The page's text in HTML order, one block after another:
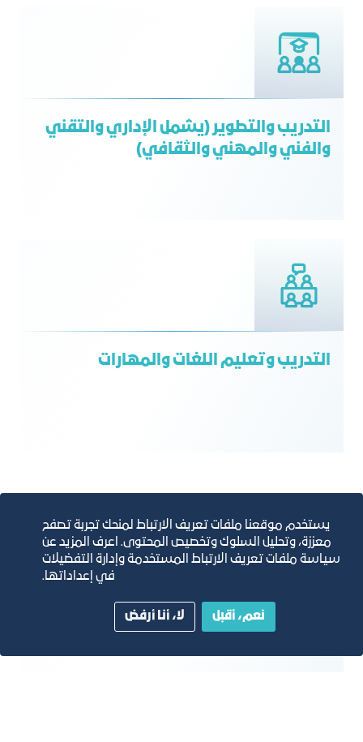
التدريب والتطوير (يشمل الإداري والتقني
والفني والمهني والثقافي)
التدريب وتعليم اللغات والمهارات
التعليم العالي
يستخدم موقعنا ملفات تعريف الارتباط لمنحك تجربة تصفح
معززة، وتحليل السلوك وتخصيص المحتوى. اعرف المزيد عن
سياسة ملفات تعريف الارتباط المستخدمة وإدارة التفضيلات
في إعداداتها.
نعم، أقبل لا، أنا أرفض